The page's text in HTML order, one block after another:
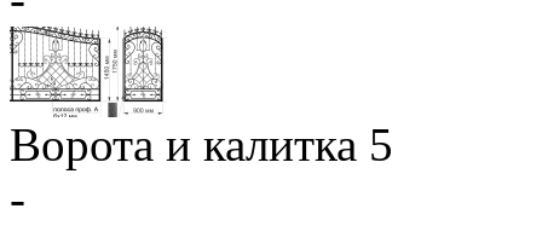
Ворота и калитка 5
-